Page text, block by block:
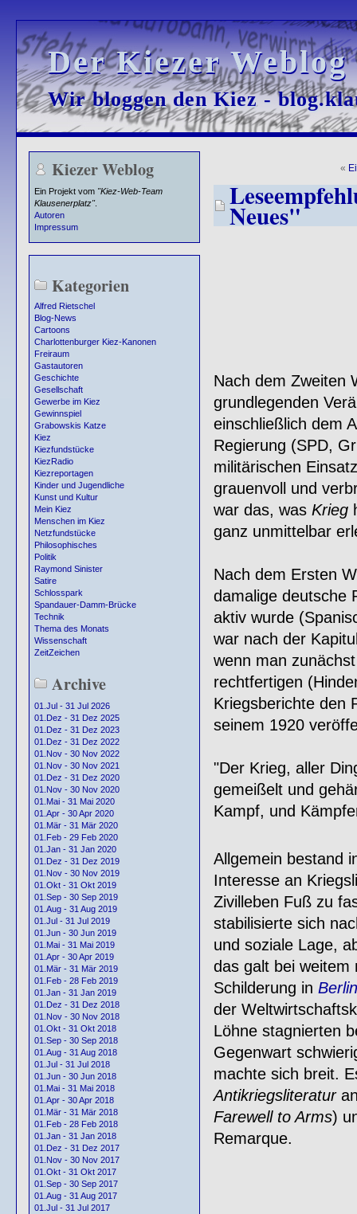
Der Kiezer
Der Kiezer
Wir bloggen den Kiez -
Wir bloggen den Kiez -
Kiezer Weblog
Ein Projekt vom "Kiez-Web-Team
Klausenerplatz".
Autoren
Impressum
Kategorien
Alfred Rietschel
Blog-News
Cartoons
Charlottenburger Kiez-Kanonen
Freiraum
Gastautoren
Geschichte
Gesellschaft
Gewerbe im Kiez
Gewinnspiel
Grabowskis Katze
Kiez
Kiezfundstücke
KiezRadio
Kiezreportagen
Kinder und Jugendliche
Kunst und Kultur
Mein Kiez
Menschen im Kiez
Netzfundstücke
Philosophisches
Politik
Raymond Sinister
Satire
Schlosspark
Spandauer-Damm-Brücke
Technik
Thema des Monats
Wissenschaft
ZeitZeichen
Archive
01.Jul - 31 Jul 2026
01.Dez - 31 Dez 2025
01.Dez - 31 Dez 2023
01.Dez - 31 Dez 2022
01.Nov - 30 Nov 2022
01.Nov - 30 Nov 2021
01.Dez - 31 Dez 2020
01.Nov - 30 Nov 2020
01.Mai - 31 Mai 2020
01.Apr - 30 Apr 2020
01.Mär - 31 Mär 2020
01.Feb - 29 Feb 2020
01.Jan - 31 Jan 2020
01.Dez - 31 Dez 2019
01.Nov - 30 Nov 2019
01.Okt - 31 Okt 2019
01.Sep - 30 Sep 2019
01.Aug - 31 Aug 2019
01.Jul - 31 Jul 2019
01.Jun - 30 Jun 2019
01.Mai - 31 Mai 2019
01.Apr - 30 Apr 2019
01.Mär - 31 Mär 2019
01.Feb - 28 Feb 2019
01.Jan - 31 Jan 2019
01.Dez - 31 Dez 2018
01.Nov - 30 Nov 2018
01.Okt - 31 Okt 2018
01.Sep - 30 Sep 2018
01.Aug - 31 Aug 2018
01.Jul - 31 Jul 2018
01.Jun - 30 Jun 2018
01.Mai - 31 Mai 2018
01.Apr - 30 Apr 2018
01.Mär - 31 Mär 2018
01.Feb - 28 Feb 2018
01.Jan - 31 Jan 2018
01.Dez - 31 Dez 2017
01.Nov - 30 Nov 2017
01.Okt - 31 Okt 2017
01.Sep - 30 Sep 2017
01.Aug - 31 Aug 2017
01.Jul - 31 Jul 2017
«
Neues"
Nach dem Zweiten
grundlegenden
einschließlich dem
Regierung (SPD,
militärischen
grauenvoll und
war das, was Krieg
ganz unmittelbar
Nach dem Ersten
damalige deutsche
aktiv wurde
war nach der
wenn man
rechtfertigen
Kriegsberichte den
seinem 1920
"Der Krieg, aller
gemeißelt und
Kampf, und
Allgemein bestand
Interesse an
Zivilleben Fuß zu
stabilisierte sich
und soziale Lage,
das galt bei weitem
Schilderung in
der
Löhne stagnierten
Gegenwart
machte sich breit.
Antikriegsliteratur
Farewell to Arms)
Remarque.